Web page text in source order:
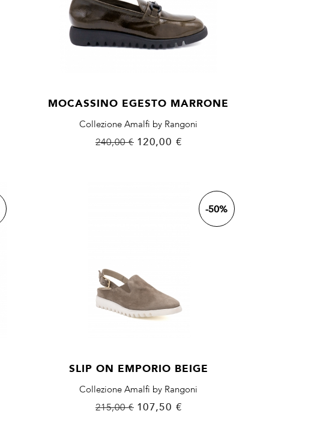
MOCASSINO EGESTO MARRONE
Collezione Amalfi by Rangoni
Prezzo
240,00 € Prezzo
120,00 €
SLIP ON EMPORIO BEIGE
Collezione Amalfi by Rangoni
Prezzo
215,00 € Prezzo
107,50 €
-50%